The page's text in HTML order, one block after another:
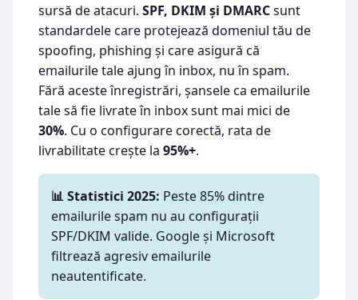
sursă de atacuri. SPF, DKIM și DMARCsunt
standardele care protejează domeniul tău de
spoofing, phishing și care asigură că
emailurile tale ajung în inbox, nu în spam.
Fără aceste înregistrări, șansele ca emailurile
tale să fie livrate în inbox sunt mai mici de
30%. Cu o configurare corectă, rata de
livrabilitate crește la 95%+.
📊 Statistici 2025: Peste 85% dintre
emailurile spam nu au configurații
SPF/DKIM valide. Google și Microsoft
filtrează agresiv emailurile
neautentificate.